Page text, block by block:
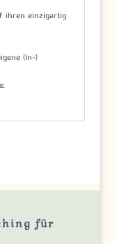
ihren einzigartig
(In-)
für